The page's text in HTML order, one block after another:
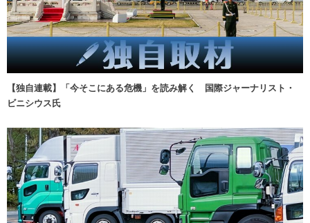
【独自連載】「今そこにある危機」を読み解く 国際ジャーナリスト・
ビニシウス氏